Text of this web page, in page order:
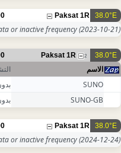
38.0°E
Paksat 1R
or inactive frequency(2023-10-21)
38.0°E
Paksat 1R 2
الاسم
SUNO
SUNO-GB
38.0°E
Paksat 1R
or inactive frequency(2024-12-24)